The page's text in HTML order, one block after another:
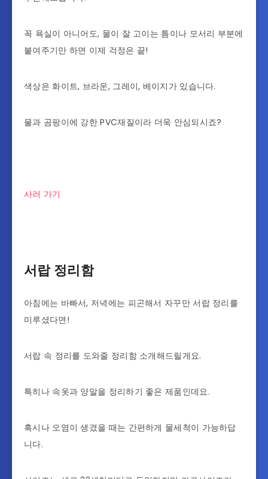
꼭 욕실이 아니어도, 물이 잘 고이는 틈이나 모서리 부분에
붙여주기만 하면 이제 걱정은 끝!
색상은 화이트, 브라운, 그레이, 베이지가 있습니다.
물과 곰팡이에 강한 PVC재질이라 더욱 안심되시죠?
사러 가기
서랍 정리함
아침에는 바빠서, 저녁에는 피곤해서 자꾸만 서랍 정리를
미루셨다면!
서랍 속 정리를 도와줄 정리함 소개해드릴게요.
특히나 속옷과 양말을 정리하기 좋은 제품인데요.
혹시나 오염이 생겼을 때는 간편하게 물세척이 가능하답
니다.